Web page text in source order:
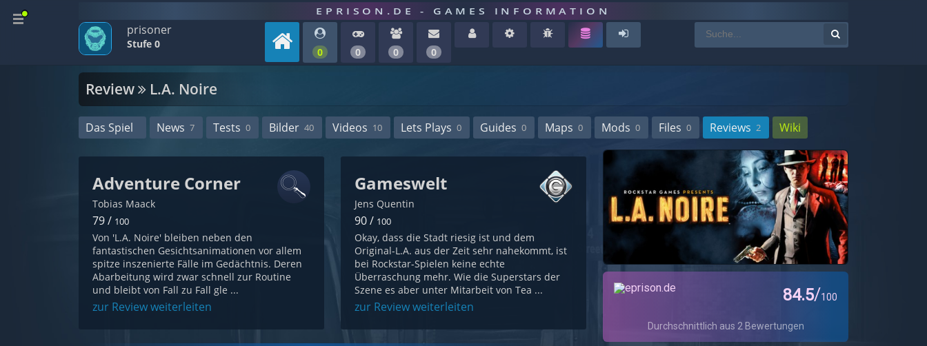
EPRISON.DE - GAMES INFORMATION
prisoner
Stufe 0
0 0 0 0
Review L.A. Noire
Das Spiel News 7 Tests 0 Bilder 40 Videos 10 Lets Plays 0 Guides 0 Maps 0 Mods 0 Files 0 Reviews 2 Wiki
Adventure Corner
Tobias Maack
79 / 100
Von 'L.A. Noire' bleiben neben den
fantastischen Gesichtsanimationen vor allem
spitze inszenierte Fälle im Gedächtnis. Deren
Abarbeitung wird zwar schnell zur Routine
und bleibt von Fall zu Fall gle ...
zur Review weiterleiten
Gameswelt
Jens Quentin
90 / 100
Okay, dass die Stadt riesig ist und dem
Original-L.A. aus der Zeit sehr nahekommt, ist
bei Rockstar-Spielen keine echte
Überraschung mehr. Wie die Superstars der
Szene es aber unter Mitarbeit von Tea ...
zur Review weiterleiten